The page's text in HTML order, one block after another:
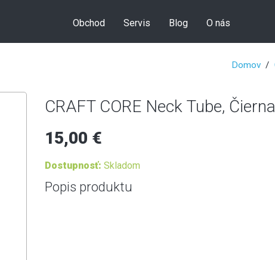
Obchod Servis Blog O nás
Domov
CRAFT CORE Neck Tube, Čierna
15,00 €
Dostupnosť: Skladom
Popis produktu